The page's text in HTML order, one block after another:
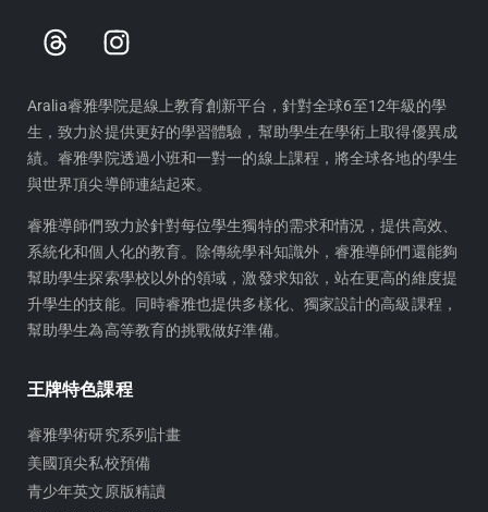
T
h
e
a
d
s
I
n
t
a
g
r
a
m
Aralia睿雅學院是線上教育創新平台，針對全球6至12年級的學
生，致力於提供更好的學習體驗，幫助學生在學術上取得優異成
績。睿雅學院透過小班和一對一的線上課程，將全球各地的學生
與世界頂尖導師連結起來。
睿雅導師們致力於針對每位學生獨特的需求和情況，提供高效、
系統化和個人化的教育。除傳統學科知識外，睿雅導師們還能夠
幫助學生探索學校以外的領域，激發求知欲，站在更高的維度提
升學生的技能。同時睿雅也提供多樣化、獨家設計的高級課程，
幫助學生為高等教育的挑戰做好準備。
王牌特色課程
睿雅學術研究系列計畫
美國頂尖私校預備
青少年英文原版精讀